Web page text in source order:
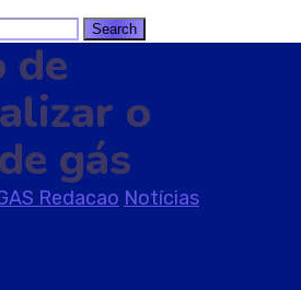
de
o
gás
Redacao Notícias